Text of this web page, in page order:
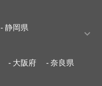
- 静岡県
- 大阪府
- 奈良県